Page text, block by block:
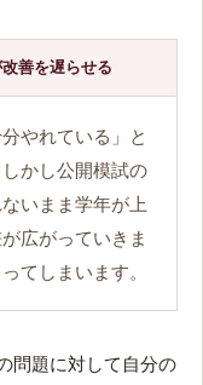
善を遅らせる
やれている」と
かし公開模試の
いまま学年が上
広がっていきま
てしまいます。
問題に対して自分の